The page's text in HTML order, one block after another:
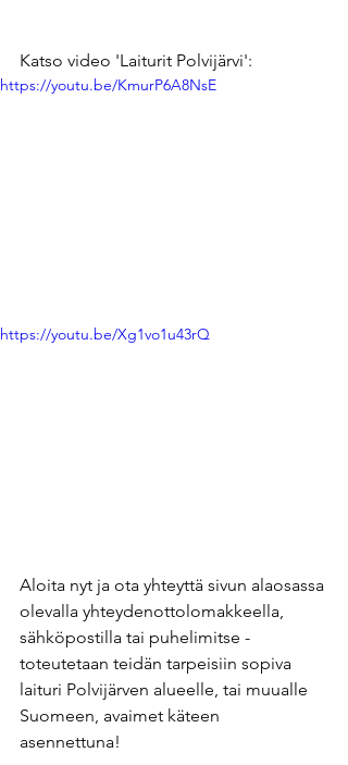
Katso video 'Laiturit Polvijärvi':
https://youtu.be/KmurP6A8NsE
https://youtu.be/Xg1vo1u43rQ
Aloita nyt ja ota yhteyttä sivun alaosassa
olevalla yhteydenottolomakkeella,
sähköpostilla tai puhelimitse -
toteutetaan teidän tarpeisiin sopiva
laituri Polvijärven alueelle, tai muualle
Suomeen, avaimet käteen
asennettuna!